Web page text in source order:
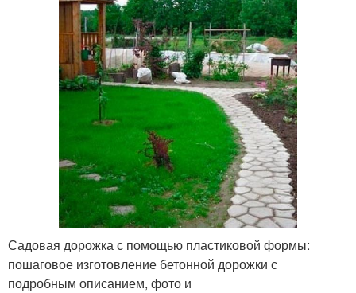
Садовая дорожка с помощью пластиковой формы:
пошаговое изготовление бетонной дорожки с
подробным описанием, фото и